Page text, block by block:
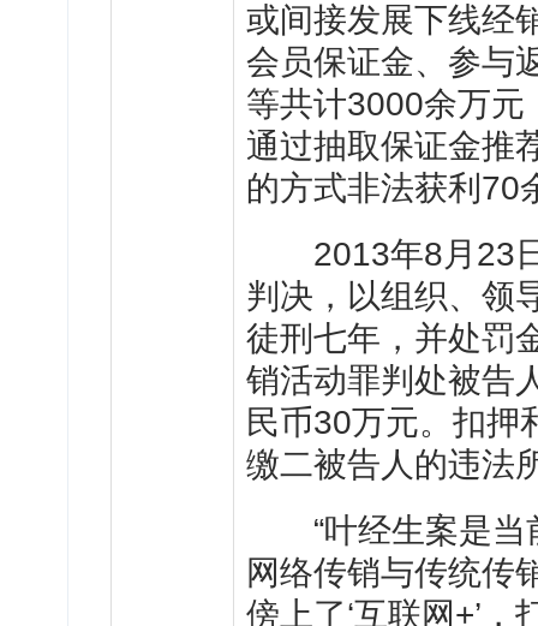
或间接发展下线经
会员保证金、参与
等共计3000余万元
通过抽取保证金推
的方式非法获利70
2013年8月23日
判决，以组织、领
徒刑七年，并处罚
销活动罪判处被告
民币30万元。扣押
缴二被告人的违法
“叶经生案是当
网络传销与传统传
傍上了‘互联网+’